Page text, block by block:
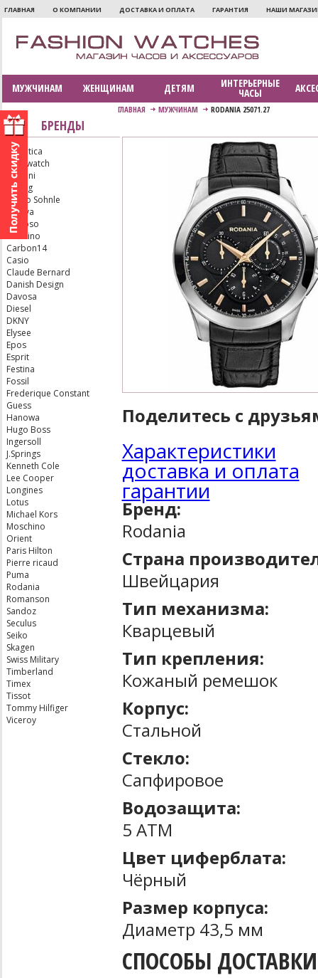
ГЛАВНАЯ О КОМПАНИИ ДОСТАВКА И ОПЛАТА ГАРАНТИЯ НАШИ
МУЖЧИНАМ ЖЕНЩИНАМ ДЕТЯМ ИНТЕРЬЕРНЫЕ
ЧАСЫ
ГЛАВНАЯ МУЖЧИНАМ RODANIA 25071.27
БРЕНДЫ
Adriatica
Aerowatch
Armani
Bering
Bruno Sohnle
Bulova
Calypso
Candino
Carbon14
Casio
Claude Bernard
Danish Design
Davosa
Diesel
DKNY
Elysee
Epos
Esprit
Festina
Fossil
Frederique Constant
Guess
Hanowa
Hugo Boss
Ingersoll
J.Springs
Kenneth Cole
Lee Cooper
Longines
Lotus
Michael Kors
Moschino
Orient
Paris Hilton
Pierre ricaud
Puma
Rodania
Romanson
Sandoz
Seculus
Seiko
Skagen
Swiss Military
Timberland
Timex
Tissot
Tommy Hilfiger
Viceroy
Поделитесь с
Характеристики
доставка и оплата
гарантии
Бренд:
Rodania
Страна
Швейцария
Тип механизма:
Кварцевый
Тип крепления:
Кожаный ремешок
Корпус:
Стальной
Стекло:
Сапфировое
Водозащита:
5 ATM
Цвет циферблата:
Чёрный
Размер корпуса:
Диаметр 43,5 мм
СПОСОБЫ